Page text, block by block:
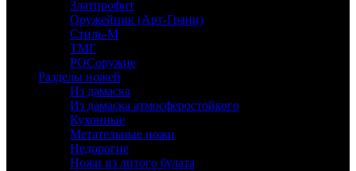
Златпрофит
Оружейник (Арт-Грани)
Стиль-М
ТМГ
РОСоружие
Разделы ножей
Из дамаска
Из дамаска атмосферостойкого
Кухонные
Метательные ножи
Недорогие
Ножи из литого булата